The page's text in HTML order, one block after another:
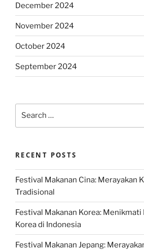
December 2024
November 2024
October 2024
September 2024
RECENT POSTS
Festival Makanan Cina: Merayakan
Tradisional
Festival Makanan Korea:
Korea di Indonesia
Festival Makanan Jepang: